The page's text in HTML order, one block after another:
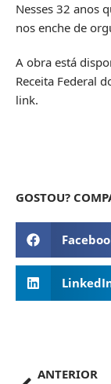
Nesses 32 anos
nos enche de
A obra está
Receita Federal
link.
GOSTOU?
ANTERIOR